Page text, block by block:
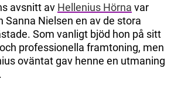
avsnitt av Hellenius Hörna var
Sanna Nielsen en av de stora
Som vanligt bjöd hon på sitt
professionella framtoning, men
oväntat gav henne en utmaning